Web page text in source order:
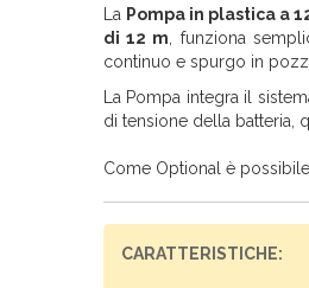
La Pompa in plastica a
di 12 m , funziona
continuo e spurgo in
La Pompa integra il
di tensione della batteria,
Come Optional è
CARATTERISTICHE: